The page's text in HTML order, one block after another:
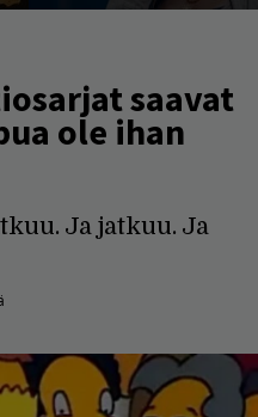
saavat
ole ihan
Ja jatkuu. Ja